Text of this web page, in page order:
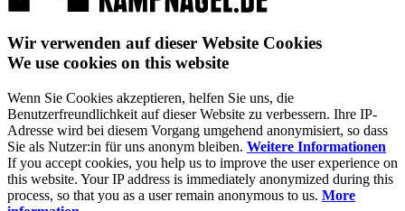
Wir verwenden auf dieser Website Cookies
We use cookies on this website
Wenn Sie Cookies akzeptieren, helfen Sie uns, die
Benutzerfreundlichkeit auf dieser Website zu verbessern. Ihre IP-
Adresse wird bei diesem Vorgang umgehend anonymisiert, so dass
Sie als Nutzer:in für uns anonym bleiben. Weitere Informationen
If you accept cookies, you help us to improve the user experience on
this website. Your IP address is immediately anonymized during this
process, so that you as a user remain anonymous to us. More